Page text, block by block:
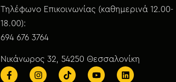
Τηλέφωνο Επικοινωνίας (καθημερινά 12.00-
18.00):
694 676 3764
Νικάνωρος 32, 54250 Θεσσαλονίκη